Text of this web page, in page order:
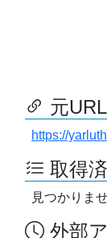
元
https://
取得
見つかりま
外部